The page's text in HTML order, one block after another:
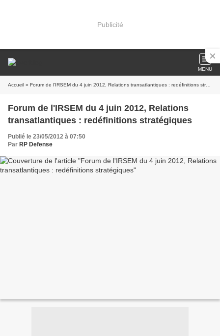
Publicité
MENU
Accueil » Forum de l'IRSEM du 4 juin 2012, Relations transatlantiques : redéfinitions stratégiques
Forum de l'IRSEM du 4 juin 2012, Relations
transatlantiques : redéfinitions stratégiques
Publié le 23/05/2012 à 07:50
Par RP Defense